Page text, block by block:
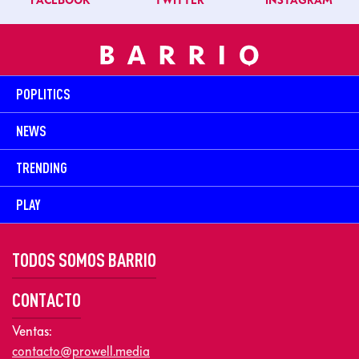
POPLITICS
NEWS
TRENDING
PLAY
TODOS SOMOS BARRIO
CONTACTO
Ventas:
contacto@prowell.media